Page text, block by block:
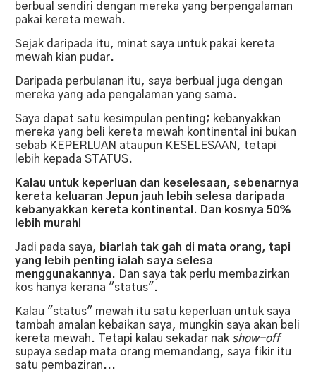
berbual sendiri dengan mereka yang berpengalaman
pakai kereta mewah.
Sejak daripada itu, minat saya untuk pakai kereta
mewah kian pudar.
Daripada perbulanan itu, saya berbual juga dengan
mereka yang ada pengalaman yang sama.
Saya dapat satu kesimpulan penting; kebanyakkan
mereka yang beli kereta mewah kontinental ini bukan
sebab KEPERLUAN ataupun KESELESAAN, tetapi
lebih kepada STATUS.
Kalau untuk keperluan dan keselesaan, sebenarnya
kereta keluaran Jepun jauh lebih selesa daripada
kebanyakkan kereta kontinental. Dan kosnya 50%
lebih murah!
Jadi pada saya, biarlah tak gah di mata orang, tapi
yang lebih penting ialah saya selesa
menggunakannya. Dan saya tak perlu membazirkan
kos hanya kerana "status".
Kalau "status" mewah itu satu keperluan untuk saya
tambah amalan kebaikan saya, mungkin saya akan beli
kereta mewah. Tetapi kalau sekadar nak show-off
supaya sedap mata orang memandang, saya fikir itu
satu pembaziran...